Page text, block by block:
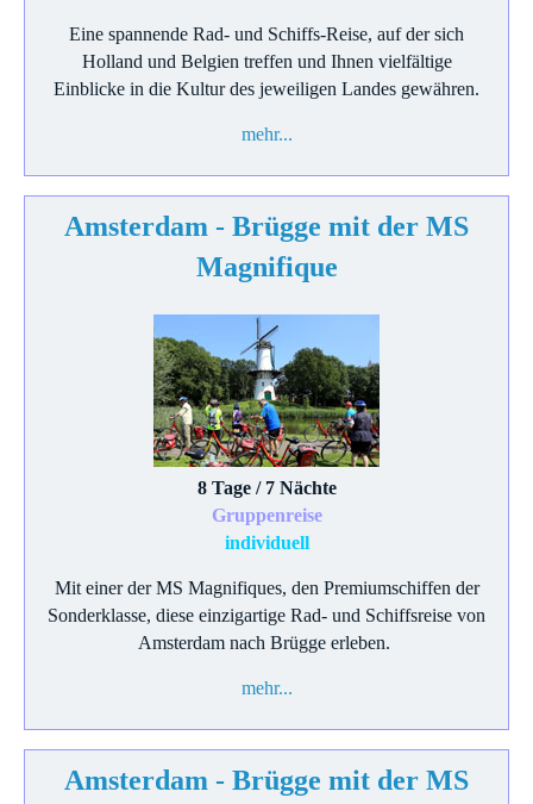
Eine spannende Rad- und Schiffs-Reise, auf der sich
Holland und Belgien treffen und Ihnen vielfältige
Einblicke in die Kultur des jeweiligen Landes gewähren.
mehr...
Amsterdam - Brügge mit der MS
Magnifique
8 Tage / 7 Nächte
Gruppenreise
individuell
Mit einer der MS Magnifiques, den Premiumschiffen der
Sonderklasse, diese einzigartige Rad- und Schiffsreise von
Amsterdam nach Brügge erleben.
mehr...
Amsterdam - Brügge mit der MS